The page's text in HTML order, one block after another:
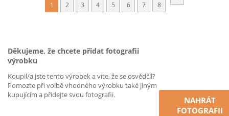
1 2 3 4 5 6 7 8
Děkujeme, že chcete přidat fotografii
výrobku
Koupil/a jste tento výrobek a víte, že se osvědčil?
Pomozte při volbě vhodného výrobku také jiným
kupujícím a přidejte svou fotografii.
NAHRÁT
FOTOGRAFII